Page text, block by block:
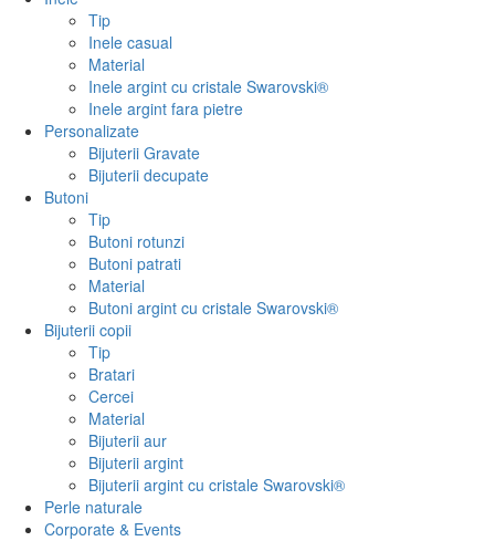
Tip
Inele casual
Material
Inele argint cu cristale Swarovski®
Inele argint fara pietre
Personalizate
Bijuterii Gravate
Bijuterii decupate
Butoni
Tip
Butoni rotunzi
Butoni patrati
Material
Butoni argint cu cristale Swarovski®
Bijuterii copii
Tip
Bratari
Cercei
Material
Bijuterii aur
Bijuterii argint
Bijuterii argint cu cristale Swarovski®
Perle naturale
Corporate & Events